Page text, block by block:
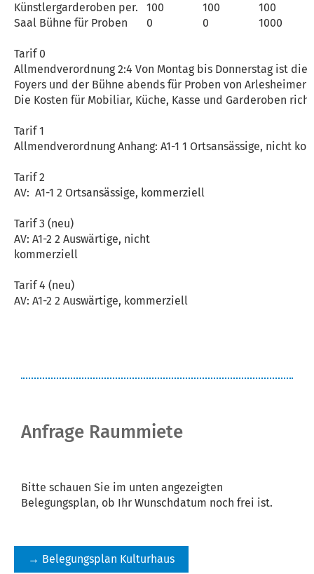
Künstlergarderoben per.
100 100
100
Saal Bühne für Proben
0 0 1000
Tarif 0
Allmendverordnung 2:4 Von Montag bis Donnerstag ist die
Foyers und der Bühne abends für Proben von Arlesheimer
Die Kosten für Mobiliar, Küche, Kasse und Garderoben
Tarif 1
Allmendverordnung Anhang: A1-1 1 Ortsansässige, nicht
Tarif 2
AV: A1-1 2 Ortsansässige, kommerziell
Tarif 3 (neu)
AV: A1-2 2 Auswärtige, nicht
kommerziell
Tarif 4 (neu)
AV: A1-2 2 Auswärtige, kommerziell
Anfrage Raummiete
Bitte schauen Sie im unten angezeigten
Belegungsplan, ob Ihr Wunschdatum noch frei ist.
→ Belegungsplan Kulturhaus